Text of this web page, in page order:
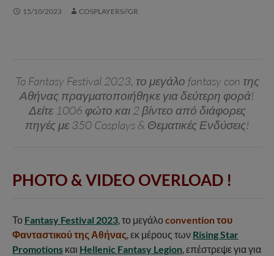
15/10/2023 COSPLAYERS//GR
To Fantasy Festival 2023, το μεγάλο fantasy con της
Αθήνας πραγματοποιήθηκε για δεύτερη φορά!
Δείτε 1006 φώτο και 2 βίντεο από διάφορες
πηγές με 350 Cosplays & Θεματικές Ενδύσεις!
PHOTO & VIDEO OVERLOAD !
Το Fantasy Festival 2023, το μεγάλο convention του
Φανταστικού της Αθήνας, εκ μέρους των Rising Star
Promotions και Hellenic Fantasy Legion, επέστρεψε για για